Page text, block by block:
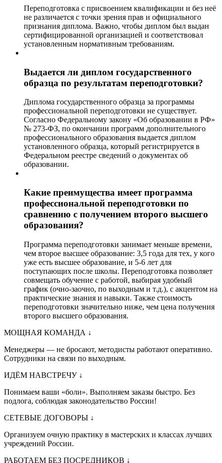
Переподготовка с присвоением квалификации и без неё
не различается с точки зрения прав и официального
признания диплома. Важно, чтобы диплом был выдан
сертифицированной организацией и соответствовал
установленным нормативным требованиям.
Выдается ли диплом государственного
образца по результатам переподготовки?
Диплома государственного образца за программы
профессиональной переподготовки не существует.
Согласно Федеральному закону «Об образовании в РФ»
№ 273-ФЗ, по окончании программ дополнительного
профессионального образования выдается диплом
установленного образца, который регистрируется в
Федеральном реестре сведений о документах об
образовании.
Какие преимущества имеет программа
профессиональной переподготовки по
сравнению с получением второго высшего
образования?
Программа переподготовки занимает меньше времени,
чем второе высшее образование: 3,5 года для тех, у кого
уже есть высшее образование, и 5-6 лет для
поступающих после школы. Переподготовка позволяет
совмещать обучение с работой, выбирая удобный
график (очно-заочно, по выходным и т.д.), с акцентом на
практические знания и навыки. Также стоимость
переподготовки значительно ниже, чем цена получения
второго высшего образования.
МОЩНАЯ КОМАНДА ↓
Менеджеры — не бросают, методисты работают оперативно.
Сотрудники на связи по выходным.
ИДЁМ НАВСТРЕЧУ ↓
Понимаем ваши «боли». Выполняем заказы быстро. Без
подлога, соблюдая законодательство России!
СЕТЕВЫЕ ДОГОВОРЫ ↓
Организуем очную практику в мастерских и классах лучших
учреждений России.
РАБОТАЕМ БЕЗ ПОСРЕДНИКОВ ↓